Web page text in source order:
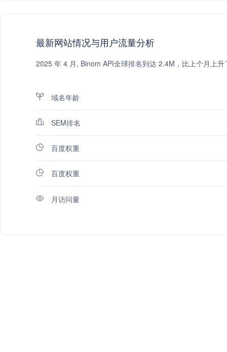
最新网站情况与用户流量分析
2025 年 4 月, Binom API全球排名到达 2.4M，比上个月上
域名年龄
SEM排名
百度权重
百度权重
月访问量